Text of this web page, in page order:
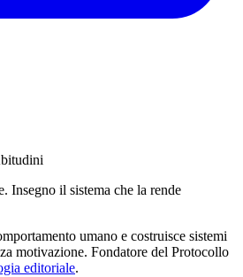
Insegno il sistema che la rende
umano e costruisce sistemi
motivazione. Fondatore del Protocollo
editoriale.